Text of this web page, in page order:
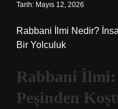
Tarih: Mayıs 12, 2026
Rabbani İlmi Nedir?
Bir Yolculuk
Rabbani İlmi:
Peşinden